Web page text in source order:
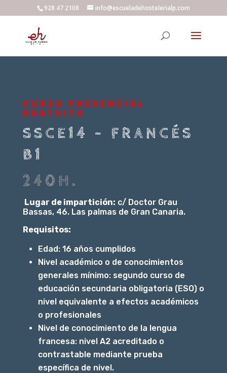
928 47 2108 info@escueladehostelerialp.com
CURSO PRESENCIAL
GRATUITO
SSCE14 – FRANCÉS
B1
240H.
Lugar de impartición: c/ Doctor Grau
Bassas, 46. Las palmas de Gran Canaria.
Requisitos:
Edad: 16 años cumplidos
Nivel académico o de conocimientos
generales mínimo: segundo curso de
educación secundaria obligatoria (ESO) o
nivel equivalente a efectos académicos
o profesionales
Nivel de conocimiento de la lengua
francesa: nivel A2 acreditado o
contrastable mediante prueba
específica de nivel.